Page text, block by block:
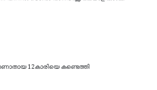
12കാരിയെ കണ്ടെത്തി